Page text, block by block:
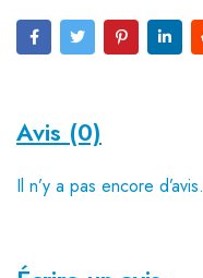
Avis (0)
Il n’y a pas encore d’avis.